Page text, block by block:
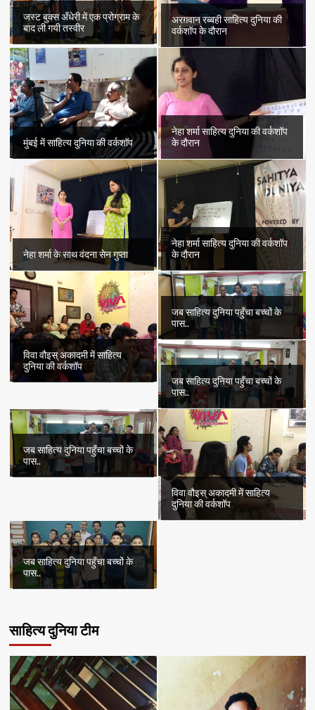
जस्ट बुक्स अँधेरी में एक प्रोग्राम के
बाद ली गयी तस्वीर
अरग़वान रब्बही साहित्य दुनिया की
वर्कशॉप के दौरान
मुंबई में साहित्य दुनिया की वर्कशॉप
नेहा शर्मा साहित्य दुनिया की वर्कशॉप
के दौरान
नेहा शर्मा के साथ वंदना सेन गुप्ता
नेहा शर्मा साहित्य दुनिया की वर्कशॉप
के दौरान
विवा वौइस् अकादमी में साहित्य
दुनिया की वर्कशॉप
जब साहित्य दुनिया पहुँचा बच्चों के
पास..
जब साहित्य दुनिया पहुँचा बच्चों के
पास..
जब साहित्य दुनिया पहुँचा बच्चों के
पास..
विवा वौइस् अकादमी में साहित्य
दुनिया की वर्कशॉप
जब साहित्य दुनिया पहुँचा बच्चों के
पास..
साहित्य दुनिया टीम